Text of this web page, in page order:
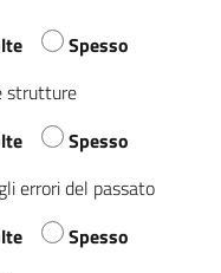
Spesso
strutture
Spesso
errori del passato
Spesso